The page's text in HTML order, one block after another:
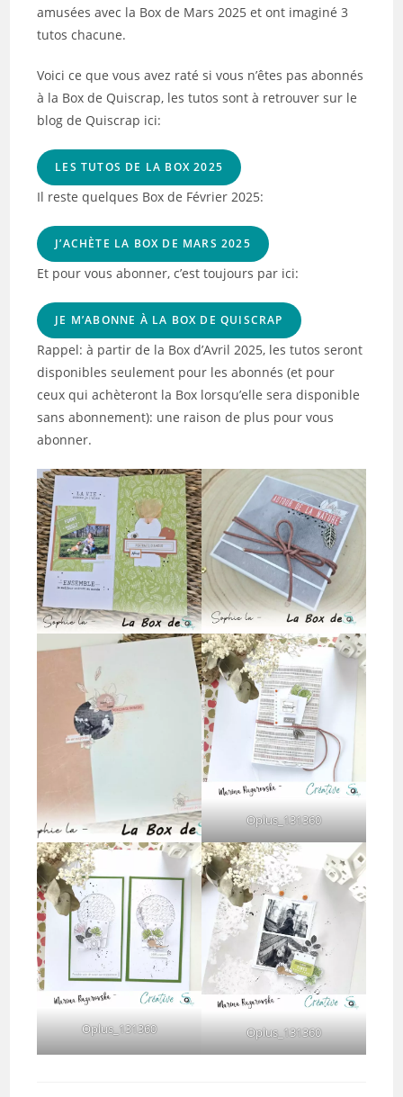
amusées avec la Box de Mars 2025 et ont imaginé 3
tutos chacune.
Voici ce que vous avez raté si vous n’êtes pas abonnés
à la Box de Quiscrap, les tutos sont à retrouver sur le
blog de Quiscrap ici:
LES TUTOS DE LA BOX 2025
Il reste quelques Box de Février 2025:
J’ACHÈTE LA BOX DE MARS 2025
Et pour vous abonner, c’est toujours par ici:
JE M’ABONNE À LA BOX DE QUISCRAP
Rappel: à partir de la Box d’Avril 2025, les tutos seront
disponibles seulement pour les abonnés (et pour
ceux qui achèteront la Box lorsqu’elle sera disponible
sans abonnement): une raison de plus pour vous
abonner.
Oplus_131360
Oplus_131360 Oplus_131360